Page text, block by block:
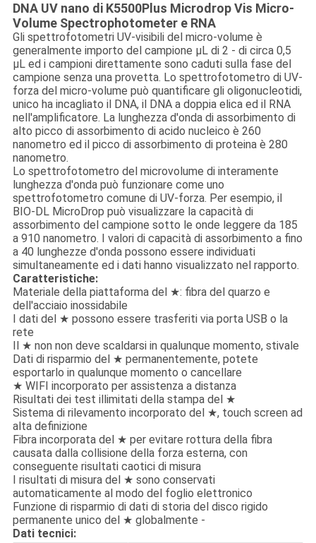
DNA UV nano di K5500Plus Microdrop Vis Micro-
Volume Spectrophotometer e RNA
Gli spettrofotometri UV-visibili del micro-volume è
generalmente importo del campione μL di 2 - di circa 0,5
μL ed i campioni direttamente sono caduti sulla fase del
campione senza una provetta. Lo spettrofotometro di UV-
forza del micro-volume può quantificare gli oligonucleotidi,
unico ha incagliato il DNA, il DNA a doppia elica ed il RNA
nell'amplificatore. La lunghezza d'onda di assorbimento di
alto picco di assorbimento di acido nucleico è 260
nanometro ed il picco di assorbimento di proteina è 280
nanometro.
Lo spettrofotometro del microvolume di interamente
lunghezza d'onda può funzionare come uno
spettrofotometro comune di UV-forza. Per esempio, il
BIO-DL MicroDrop può visualizzare la capacità di
assorbimento del campione sotto le onde leggere da 185
a 910 nanometro. I valori di capacità di assorbimento a fino
a 40 lunghezze d'onda possono essere individuati
simultaneamente ed i dati hanno visualizzato nel rapporto.
Caratteristiche:
Materiale della piattaforma del ★: fibra del quarzo e
dell'acciaio inossidabile
I dati del ★ possono essere trasferiti via porta USB o la
rete
Il ★ non non deve scaldarsi in qualunque momento, stivale
Dati di risparmio del ★ permanentemente, potete
esportarlo in qualunque momento o cancellare
★ WIFI incorporato per assistenza a distanza
Risultati dei test illimitati della stampa del ★
Sistema di rilevamento incorporato del ★, touch screen ad
alta definizione
Fibra incorporata del ★ per evitare rottura della fibra
causata dalla collisione della forza esterna, con
conseguente risultati caotici di misura
I risultati di misura del ★ sono conservati
automaticamente al modo del foglio elettronico
Funzione di risparmio di dati di storia del disco rigido
permanente unico del ★ globalmente -
Dati tecnici: